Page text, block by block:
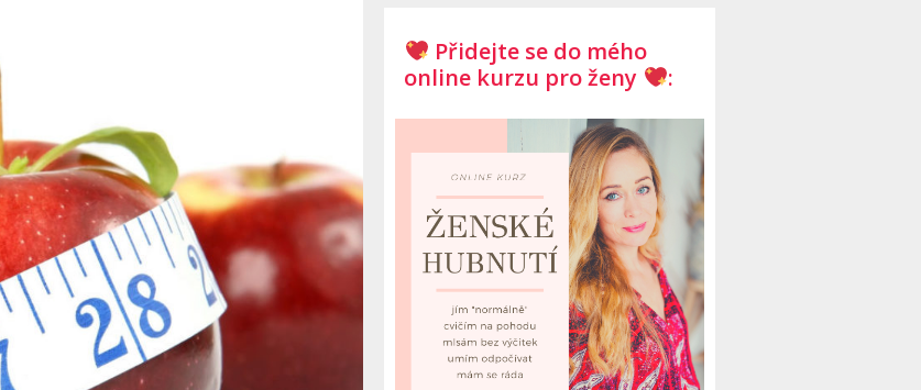
Přidejte se do mého
online kurzu pro ženy
: